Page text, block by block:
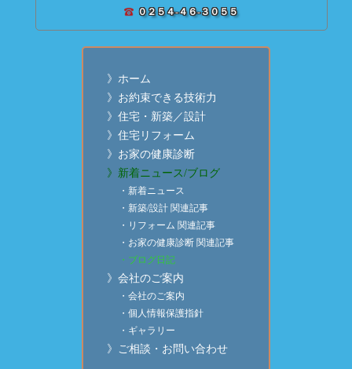
０２５４-４６-３０５５
》ホーム
》お約束できる技術力
》住宅・新築／設計
》住宅リフォーム
》お家の健康診断
》新着ニュース/ブログ
・新着ニュース
・新築/設計 関連記事
・リフォーム 関連記事
・お家の健康診断 関連記事
・ブログ日記
》会社のご案内
・会社のご案内
・個人情報保護指針
・ギャラリー
》ご相談・お問い合わせ